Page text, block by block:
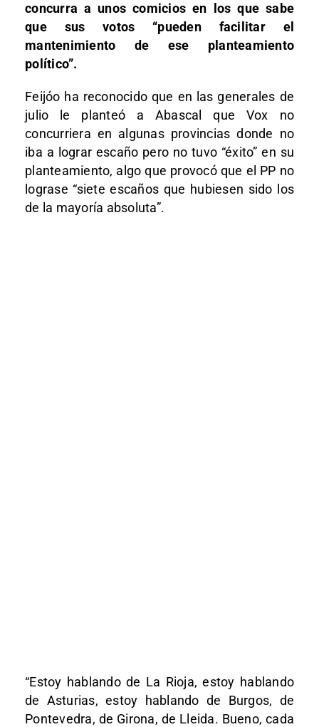
concurra a unos comicios en los que sabe
que sus votos “pueden facilitar el
mantenimiento de ese planteamiento
político”.
Feijóo ha reconocido que en las generales de
julio le planteó a Abascal que Vox no
concurriera en algunas provincias donde no
iba a lograr escaño pero no tuvo “éxito” en su
planteamiento, algo que provocó que el PP no
lograse “siete escaños que hubiesen sido los
de la mayoría absoluta”.
“Estoy hablando de La Rioja, estoy hablando
de Asturias, estoy hablando de Burgos, de
Pontevedra, de Girona, de Lleida. Bueno, cada